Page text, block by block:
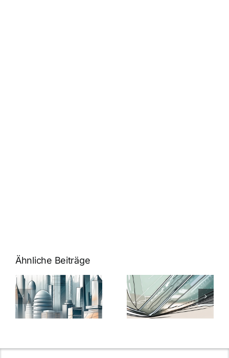
Ähnliche Beiträge
5 Gründe,
warum
Nanoversiegelung
auf Glas
7
Expertentipps
für maximale